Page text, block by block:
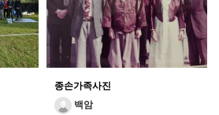
종손가족사진
백암